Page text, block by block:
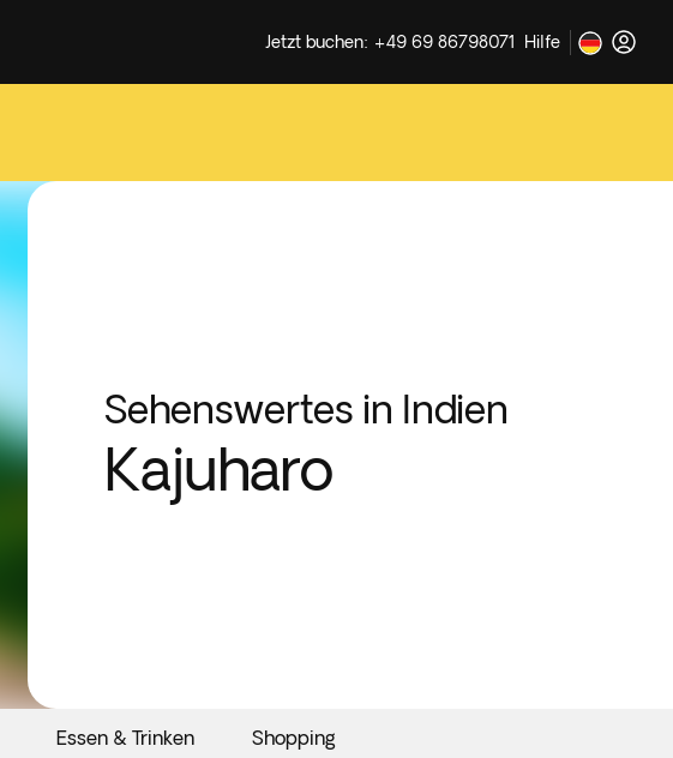
Jetzt buchen: +49 69 86798071 Hilfe
Sehenswertes in Indien
Kajuharo
Essen & Trinken Shopping